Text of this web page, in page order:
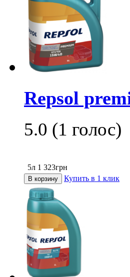
Repsol
5.0 (1 голос)
5л 1 323грн
Купить в 1 клик